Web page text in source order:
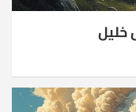
خليل